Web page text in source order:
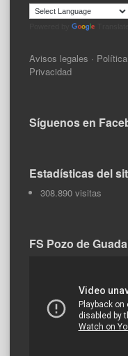
Avisos legales ·
Privacidad
Síguenos en
Estadísticas del
308.890 visitas
FS Pozo de